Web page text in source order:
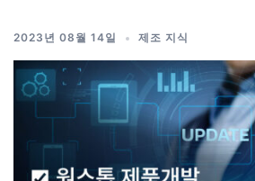
2023년 08월 14일 제조 지식